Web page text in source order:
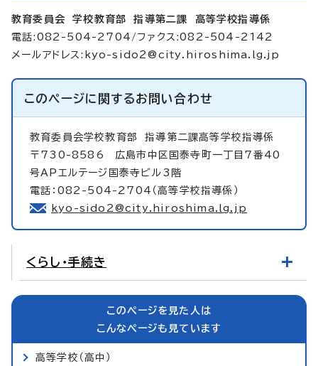
教育委員会 学校教育部 指導第二課 高等学校指導係
電話:082-504-2704/ファクス:082-504-2142
メールアドレス: kyo-sido2@city.hiroshima.lg.jp
このページに関するお問い合わせ
教育委員会学校教育部指導第二課高等学校指導係
〒730-8586 広島市中区国泰寺町一丁目7番40
号APエルテージ国泰寺ビル3階
電話：082-504-2704（高等学校指導係）
kyo-sido2@city.hiroshima.lg.jp
くらし・手続き
このページを見た人は
こんなページも見ています
高等学校（高中）